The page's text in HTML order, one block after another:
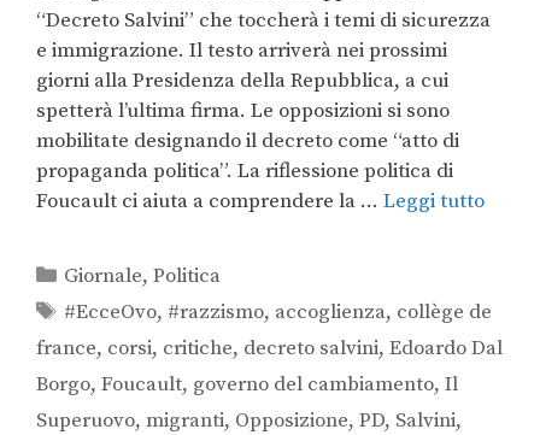
“Decreto Salvini” che toccherà i temi di sicurezza
e immigrazione. Il testo arriverà nei prossimi
giorni alla Presidenza della Repubblica, a cui
spetterà l’ultima firma. Le opposizioni si sono
mobilitate designando il decreto come “atto di
propaganda politica”. La riflessione politica di
Foucault ci aiuta a comprendere la … Leggi tutto
Giornale,Politica
#EcceOvo, #razzismo, accoglienza, collège de
france, corsi, critiche, decreto salvini, Edoardo Dal
Borgo, Foucault, governo del cambiamento, Il
Superuovo, migranti, Opposizione, PD, Salvini,